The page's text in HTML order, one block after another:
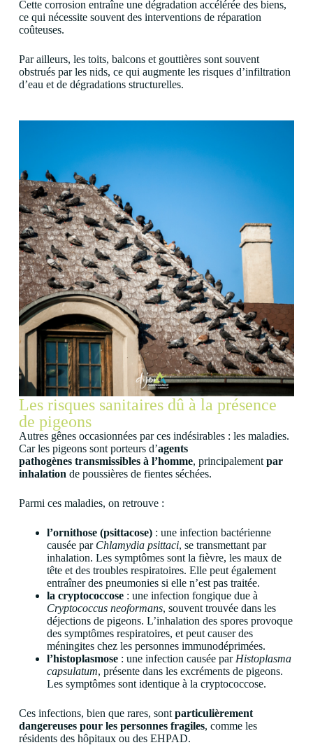
Cette corrosion entraîne une dégradation accélérée des biens,
ce qui nécessite souvent des interventions de réparation
coûteuses.
Par ailleurs, les toits, balcons et gouttières sont souvent
obstrués par les nids, ce qui augmente les risques d’infiltration
d’eau et de dégradations structurelles.
Les risques sanitaires dû à la présence
de pigeons
Autres gênes occasionnées par ces indésirables : les maladies.
Car les pigeons sont porteurs d’agents
pathogènes transmissibles à l’homme, principalement par
inhalation de poussières de fientes séchées.
Parmi ces maladies, on retrouve :
l’ornithose (psittacose): une infection bactérienne
causée par Chlamydia psittaci, se transmettant par
inhalation. Les symptômes sont la fièvre, les maux de
tête et des troubles respiratoires. Elle peut également
entraîner des pneumonies si elle n’est pas traitée.
la cryptococcose: une infection fongique due à
Cryptococcus neoformans, souvent trouvée dans les
déjections de pigeons. L’inhalation des spores provoque
des symptômes respiratoires, et peut causer des
méningites chez les personnes immunodéprimées.
l’histoplasmose : une infection causée par Histoplasma
capsulatum, présente dans les excréments de pigeons.
Les symptômes sont identique à la cryptococcose.
Ces infections, bien que rares, sont particulièrement
dangereuses pour les personnes fragiles, comme les
résidents des hôpitaux ou des EHPAD.